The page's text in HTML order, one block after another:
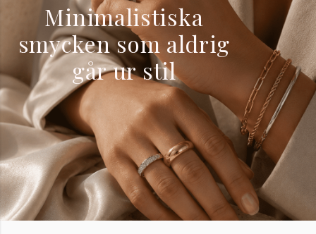
Minimalistiska
smycken som aldrig
går ur stil